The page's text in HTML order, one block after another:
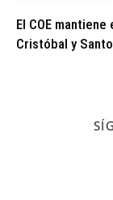
El COE
Cristóbal y